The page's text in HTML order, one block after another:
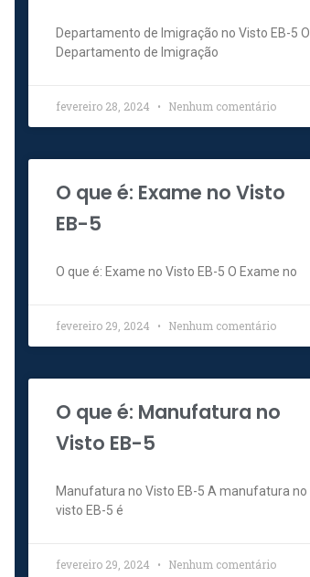
Departamento de Imigração no Visto EB-5 O
Departamento de Imigração
fevereiro 28, 2024 Nenhum comentário
O que é: Exame no Visto
EB-5
O que é: Exame no Visto EB-5 O Exame no
fevereiro 29, 2024 Nenhum comentário
O que é: Manufatura no
Visto EB-5
Manufatura no Visto EB-5 A manufatura no
visto EB-5 é
fevereiro 29, 2024 Nenhum comentário